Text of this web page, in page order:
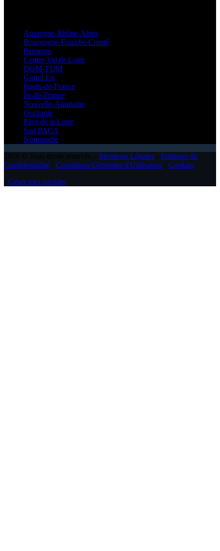
Auvergne-Rhône-Alpes
Bourgogne-Franche-Comté
Bretagne
Centre-Val de Loire
DOM-TOM
Grand Est
Hauts-de-France
Île-de-France
Nouvelle-Aquitaine
Occitanie
Pays de la Loire
Sud PACA
Normandie
Mentions Légales
Politique de
Confidentialité
Conditions Générales d'Utilisation
Cookies
Gérer mes cookies